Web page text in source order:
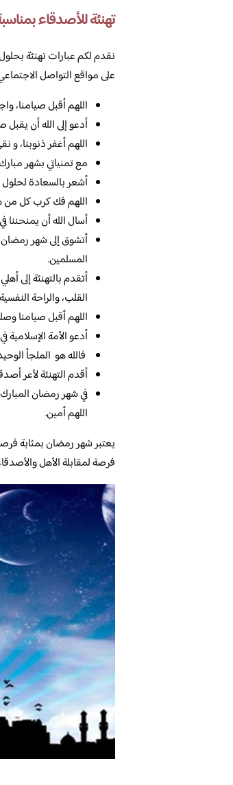
تهنئة للأصدقاء
نقدم لكم عبارات تهنئة
على مواقع التواصل
اللهم أقبل صيامنا،
أدعو إلى الله أن يقبل
اللهم أغفر ذنوبنا، و
مع تمنياتي بشهر
أشعر بالسعادة
اللهم فك كرب كل من
أسال الله أن يمنحننا
أتشوق إلى شهر
المسلمين.
أتقدم بالتهنئة إلى
القلب، والراحة
اللهم أقبل صيامنا
أدعو الأمة
فالله هو الملجأ
أقدم التهنئة لأعر
في شهر رمضان المبارك
اللهم أمين.
يعتبر شهر رمضان بمثابة
فرصة لمقابلة الأهل